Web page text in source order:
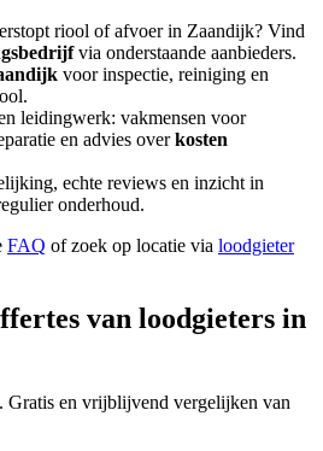
riool of afvoer in Zaandijk? Vind
via onderstaande aanbieders.
voor inspectie, reiniging en
leidingwerk: vakmensen voor
en advies overkosten
echte reviews en inzicht in
onderhoud.
FAQ of zoek op locatie via loodgieter
van loodgieters in
Gratis en vrijblijvend vergelijken van